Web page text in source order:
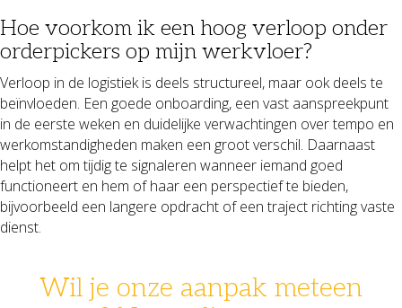
Hoe voorkom ik een hoog verloop onder
orderpickers op mijn werkvloer?
Verloop in de logistiek is deels structureel, maar ook deels te
beïnvloeden. Een goede onboarding, een vast aanspreekpunt
in de eerste weken en duidelijke verwachtingen over tempo en
werkomstandigheden maken een groot verschil. Daarnaast
helpt het om tijdig te signaleren wanneer iemand goed
functioneert en hem of haar een perspectief te bieden,
bijvoorbeeld een langere opdracht of een traject richting vaste
dienst.
Wil je onze aanpak meteen